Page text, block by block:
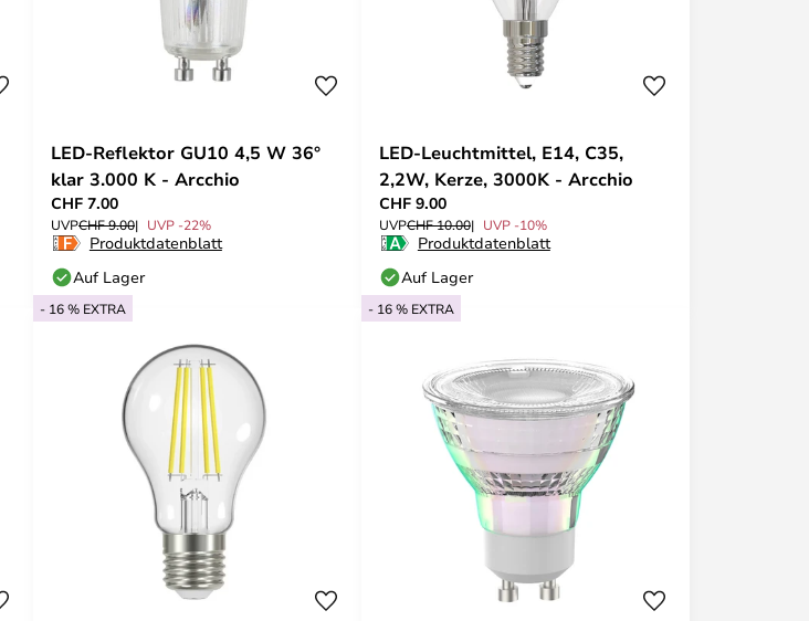
LED-Reflektor GU10 4,5 W 36°
klar 3.000 K - Arcchio
CHF 7.00
UVPCHF 9.00 UVP -22%
Produktdatenblatt
Auf Lager
LED-Leuchtmittel, E14, C35,
2,2W, Kerze, 3000K - Arcchio
CHF 9.00
UVPCHF 10.00 UVP -10%
Produktdatenblatt
Auf Lager
- 16 % EXTRA - 16 % EXTRA